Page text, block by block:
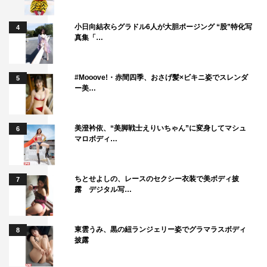
録音：小川武
美術：井上心平
編集：今井大介
音楽：松崎ナオ
製作：「ブルーアワーにぶっ飛ばす」製作委員会
製作幹事：カルチュア・エンタテインメント
制作プロダクション：ツインズジャパン
配給：ビターズ・エンド
公式サイト：www.blue-hour.jp
©2019「ブルーアワーにぶっ飛ばす」製作委員会
4
小日向結衣らグラドル6人が大胆ポージング “股”特化写
真集「…
5
#Mooove!・赤間四季、おさげ髪×ビキニ姿でスレンダ
ー美…
6
美澄衿依、“美脚戦士えりいちゃん”に変身してマシュ
マロボディ…
7
ちとせよしの、レースのセクシー衣装で美ボディ披
露 デジタル写…
8
東雲うみ、黒の紐ランジェリー姿でグラマラスボディ
披露